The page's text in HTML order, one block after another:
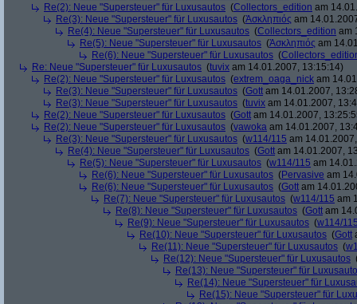
Re(2): Neue "Supersteuer" für Luxusautos (Collectors_edition am
Re(3): Neue "Supersteuer" für Luxusautos (Ἀσκληπιός am
Re(4): Neue "Supersteuer" für Luxusautos (Collectors_edition am
Re(5): Neue "Supersteuer" für Luxusautos (Ἀσκληπιός am
Re(6): Neue "Supersteuer" für Luxusautos (
Re: Neue "Supersteuer" für Luxusautos (tuvix am 14.01.2007, 13:15:14)
Re(2): Neue "Supersteuer" für Luxusautos (extrem_oaga_nick am
Re(3): Neue "Supersteuer" für Luxusautos (Gott am 14.01.2007,
Re(3): Neue "Supersteuer" für Luxusautos (tuvix am 14.01.2007,
Re(2): Neue "Supersteuer" für Luxusautos (Gott am 14.01.2007,
Re(2): Neue "Supersteuer" für Luxusautos (vawoka am 14.01.2007,
Re(3): Neue "Supersteuer" für Luxusautos (w114/115 am
Re(4): Neue "Supersteuer" für Luxusautos (Gott am 14.01.2007,
Re(5): Neue "Supersteuer" für Luxusautos (w114/115 am
Re(6): Neue "Supersteuer" für Luxusautos (Pervasive am
Re(6): Neue "Supersteuer" für Luxusautos (Gott am
Re(7): Neue "Supersteuer" für Luxusautos (w114/115 am
Re(8): Neue "Supersteuer" für Luxusautos (Gott am
Re(9): Neue "Supersteuer" für Luxusautos (w114/
Re(10): Neue "Supersteuer" für Luxusautos (Gott
Re(11): Neue "Supersteuer" für Luxusautos (
Re(12): Neue "Supersteuer" für Luxusautos
Re(13): Neue "Supersteuer" für
Re(14): Neue "Supersteuer" für
Re(15): Neue "Supersteuer" für